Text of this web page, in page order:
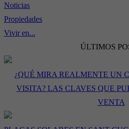
Noticias
Propiedades
Vivir en...
ÚLTIMOS
¿QUÉ MIRA REALMENTE UN
VISITA? LAS CLAVES QUE
VENTA